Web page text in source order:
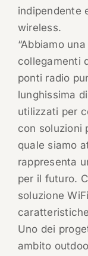
indipendente
wireless.
“Abbiamo
collegamenti
ponti radio
lunghissima
utilizzati per
con soluzioni
quale siamo
rappresenta
per il futuro.
soluzione
Uno dei
ambito